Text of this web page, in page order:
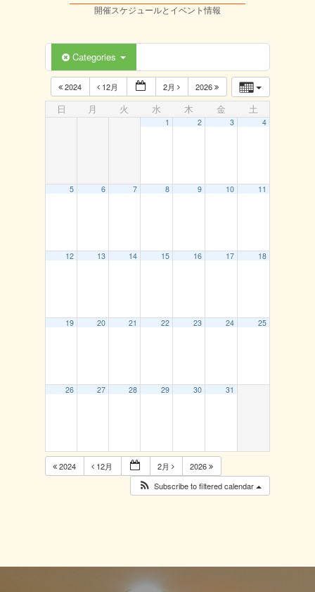
開催スケジュールとイベント情報
Categories
2024 12月 2月 2026
日 月 火 水 木 金 土
1 2 3 4
5 6 7 8 9 10 11
12 13 14 15 16 17 18
19 20 21 22 23 24 25
26 27 28 29 30 31
2024 12月 2月
2026
Subscribe to filtered calendar